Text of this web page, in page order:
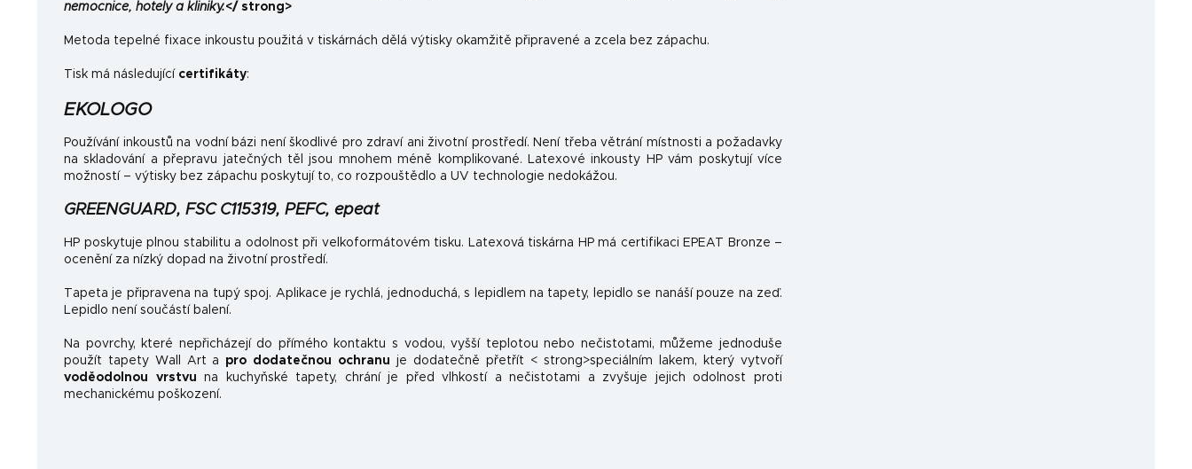
nemocnice, hotely a kliniky.</ strong>
Metoda tepelné fixace inkoustu použitá v tiskárnách dělá výtisky okamžitě připravené a zcela bez zápachu.
Tisk má následující certifikáty:
EKOLOGO
Používání inkoustů na vodní bázi není škodlivé pro zdraví ani životní prostředí. Není třeba větrání místnosti a požadavky
na skladování a přepravu jatečných těl jsou mnohem méně komplikované. Latexové inkousty HP vám poskytují více
možností – výtisky bez zápachu poskytují to, co rozpouštědlo a UV technologie nedokážou.
GREENGUARD, FSC C115319, PEFC, epeat
HP poskytuje plnou stabilitu a odolnost při velkoformátovém tisku. Latexová tiskárna HP má certifikaci EPEAT Bronze –
ocenění za nízký dopad na životní prostředí.
Tapeta je připravena na tupý spoj. Aplikace je rychlá, jednoduchá, s lepidlem na tapety, lepidlo se nanáší pouze na zeď.
Lepidlo není součástí balení.
Na povrchy, které nepřicházejí do přímého kontaktu s vodou, vyšší teplotou nebo nečistotami, můžeme jednoduše
použít tapety Wall Art a pro dodatečnou ochranu je dodatečně přetřít < strong>speciálním lakem, který vytvoří
voděodolnou vrstvu na kuchyňské tapety, chrání je před vlhkostí a nečistotami a zvyšuje jejich odolnost proti
mechanickému poškození.